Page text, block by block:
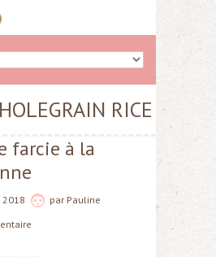
RICE
farcie à la
2018 par Pauline